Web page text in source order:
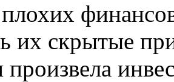
их скрытые
произвела